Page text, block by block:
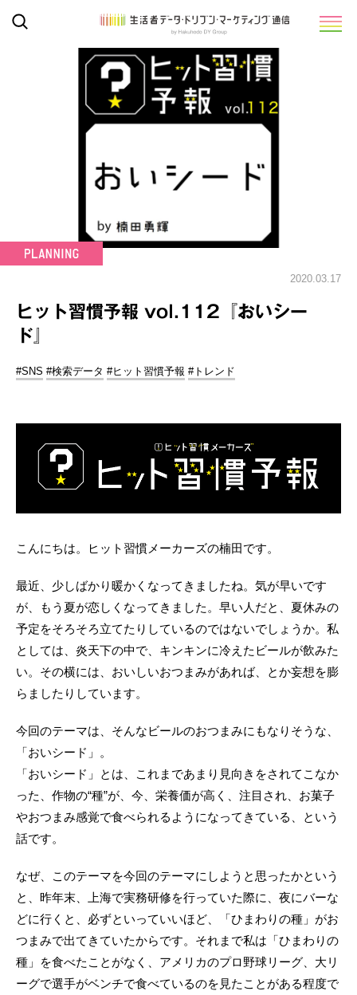
2020.03.17
ヒット習慣予報 vol.112『おいシー
ド』
#SNS #検索データ #ヒット習慣予報 #トレンド
こんにちは。ヒット習慣メーカーズの楠田です。
最近、少しばかり暖かくなってきましたね。気が早いです
が、もう夏が恋しくなってきました。早い人だと、夏休みの
予定をそろそろ立てたりしているのではないでしょうか。私
としては、炎天下の中で、キンキンに冷えたビールが飲みた
い。その横には、おいしいおつまみがあれば、とか妄想を膨
らましたりしています。
今回のテーマは、そんなビールのおつまみにもなりそうな、
「おいシード」。
「おいシード」とは、これまであまり見向きをされてこなか
った、作物の“種”が、今、栄養価が高く、注目され、お菓子
やおつまみ感覚で食べられるようになってきている、という
話です。
なぜ、このテーマを今回のテーマにしようと思ったかという
と、昨年末、上海で実務研修を行っていた際に、夜にバーな
どに行くと、必ずといっていいほど、「ひまわりの種」がお
つまみで出てきていたからです。それまで私は「ひまわりの
種」を食べたことがなく、アメリカのプロ野球リーグ、大リ
ーグで選手がベンチで食べているのを見たことがある程度で